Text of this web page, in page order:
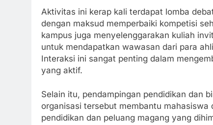
Aktivitas ini kerap kali terdapat lomba
dengan maksud memperbaiki kompetisi
kampus juga menyelenggarakan kuliah
untuk mendapatkan wawasan dari para
Interaksi ini sangat penting dalam
yang aktif.
Selain itu, pendampingan pendidikan dan
organisasi tersebut membantu
pendidikan dan peluang magang yang